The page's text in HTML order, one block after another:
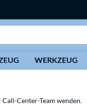
WERKZEUG
Center-Team wenden.